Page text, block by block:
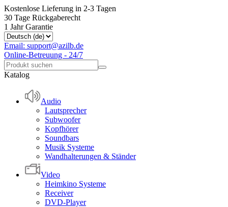
Kostenlose Lieferung in 2-3 Tagen
30 Tage Rückgaberecht
1 Jahr Garantie
Email: support@azilb.de
Online-Betreuung - 24/7
Katalog
Audio
Lautsprecher
Subwoofer
Kopfhörer
Soundbars
Musik Systeme
Wandhalterungen & Ständer
Video
Heimkino Systeme
Receiver
DVD-Player